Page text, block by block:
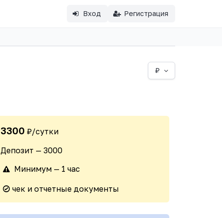
Вход Регистрация
₽
3300 ₽/сутки
Депозит — 3000
Минимум — 1 час
чек и отчетные документы